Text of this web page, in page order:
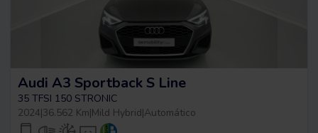
Audi A3 Sportback S Line
35 TFSI 150 STRONIC
2024|36.562 Km|Mild Hybrid|Automático